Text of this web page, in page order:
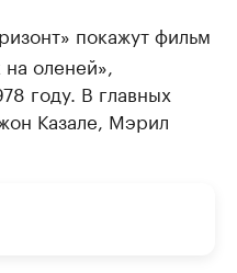
покажут фильм
оленей»,
году. В главных
Казале, Мэрил